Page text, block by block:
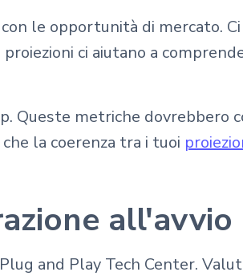
le opportunità di mercato.
ci aiutano a
metriche dovrebbero
la coerenza tra i tuoi
all'avvio
and Play Tech Center.